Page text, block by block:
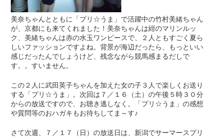
美奈ちゃんとともに「プリ☆うま」で活躍中の竹村美緒ちゃん
が、京都にも来てくれました！美奈ちゃんは紺のマリンルッ
ク、美緒ちゃんは赤の水玉ワンピースで、２人ともすごく夏ら
しいファッションですよね。背景が海辺だったら、もっといい
感じだったんでしょうけど、残念ながら競馬感まるだしで
す。。すいません。
この２人に武田英子ちゃんを加えた女の子３人で楽しくお送り
する「プリ☆うま」。次回は７／１６（土）の午後５時３０分
からの放送ですので、お聴き逃しなく。「プリ☆うま」の感想
や質問等のおハガキもお待ちしてま～す♪
さて次週、７／１７（日）の放送日は、新潟でサーマースプリ